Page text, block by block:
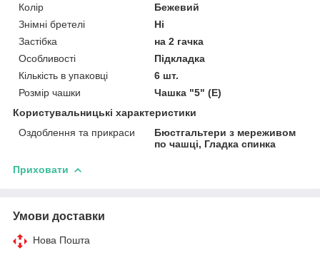
Колір
Бежевий
Знімні бретелі
Ні
Застібка
на 2 гачка
Особливості
Підкладка
Кількість в упаковці
6 шт.
Розмір чашки
Чашка "5" (Е)
Користувальницькі характеристики
Оздоблення та прикраси
Бюстгальтери з мереживом
по чашці, Гладка спинка
Приховати
Умови доставки
Нова Пошта